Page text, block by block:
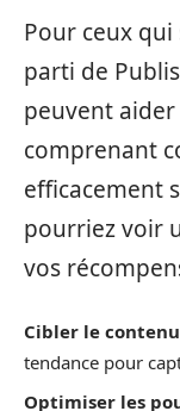
Pour ceux
parti de
peuvent aider
comprenant
efficacement
pourriez voir
vos
Cibler le
tendance pour
Optimiser les